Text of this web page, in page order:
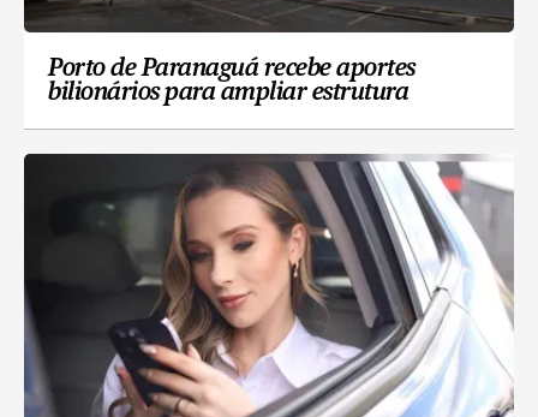
Porto de Paranaguá recebe aportes
bilionários para ampliar estrutura